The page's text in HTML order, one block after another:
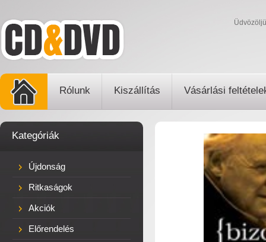
Rólunk Kiszállítás Vásárlási
Kategóriák
Újdonság
Ritkaságok
Akciók
Előrendelés